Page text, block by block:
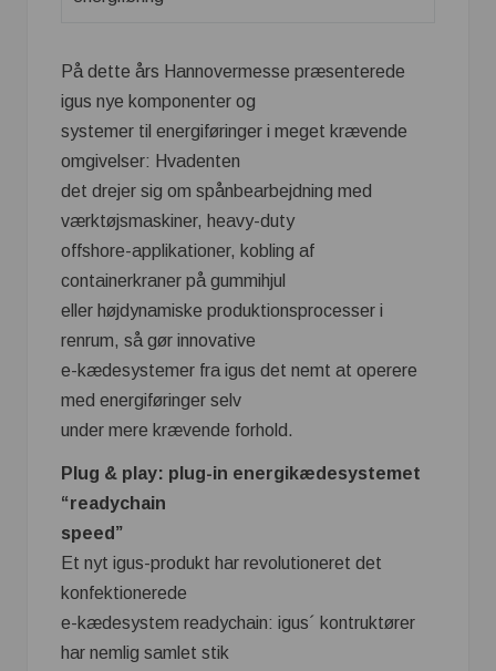
På dette års Hannovermesse præsenterede
igus nye komponenter og
systemer til energiføringer i meget krævende
omgivelser: Hvadenten
det drejer sig om spånbearbejdning med
værktøjsmaskiner, heavy-duty
offshore-applikationer, kobling af
containerkraner på gummihjul
eller højdynamiske produktionsprocesser i
renrum, så gør innovative
e-kædesystemer fra igus det nemt at operere
med energiføringer selv
under mere krævende forhold.
Plug & play: plug-in energikædesystemet
“readychain
speed”
Et nyt igus-produkt har revolutioneret det
konfektionerede
e-kædesystem readychain: igus´ kontruktører
har nemlig samlet stik